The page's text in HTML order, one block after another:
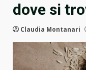
dove si
Claudia Montanari